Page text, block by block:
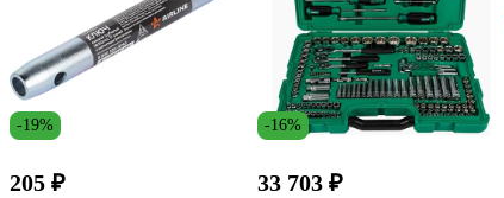
-19%
205 ₽
-16%
33 703 ₽